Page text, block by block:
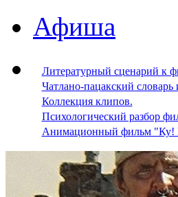
Афиша
Литературный сценарий к
Чатлано-пацакский словарь
Коллекция клипов.
Психологический разбор
Анимационный фильм "Ку!